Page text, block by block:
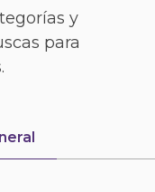
y
para